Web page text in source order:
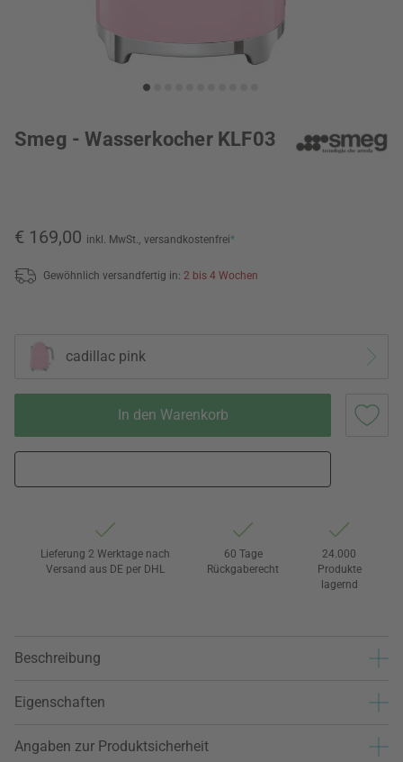
Smeg - Wasserkocher KLF03
€ 169,00 inkl. MwSt., versandkostenfrei*
Gewöhnlich versandfertig in: 2 bis 4 Wochen
cadillac pink
In den Warenkorb
Lieferung 2 Werktage nach
Versand aus DE per DHL
60 Tage
Rückgaberecht
24.000
Produkte
lagernd
Beschreibung
Eigenschaften
Angaben zur Produktsicherheit